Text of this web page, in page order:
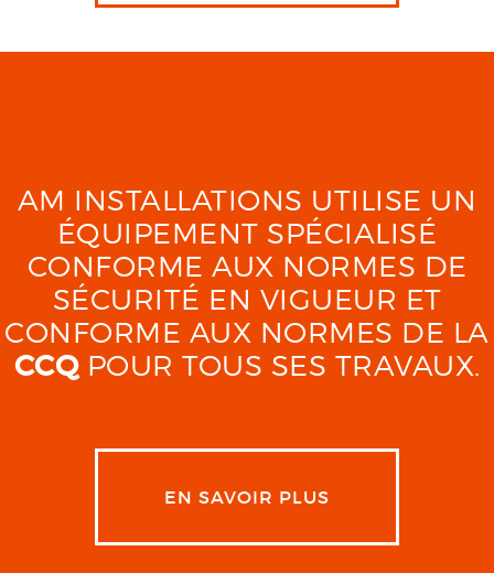
AM INSTALLATIONS UTILISE UN
ÉQUIPEMENT SPÉCIALISÉ
CONFORME AUX NORMES DE
SÉCURITÉ EN VIGUEUR ET
CONFORME AUX NORMES DE LA
CCQPOUR TOUS SES TRAVAUX.
EN SAVOIR PLUS